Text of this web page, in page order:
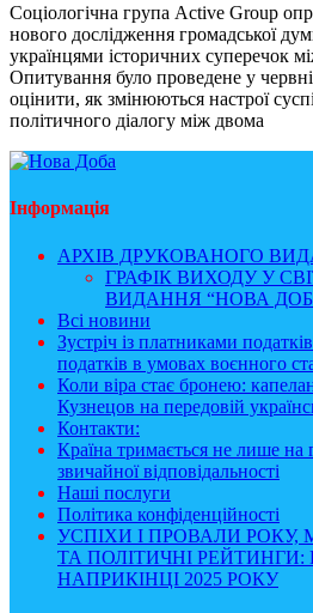
Соціологічна група Active Group
нового дослідження громадської
українцями історичних суперечок
Опитування було проведене у
оцінити, як змінюються настрої
політичного діалогу між двома
Інформація
АРХІВ ДРУКОВАНОГО
ГРАФІК ВИХОДУ У
ВИДАННЯ “НОВА
Всі новини
Зустріч із платниками
податків в умовах воєнного
Коли віра стає бронею:
Кузнецов на передовій
Контакти:
Країна тримається не лише на
звичайної відповідальності
Наші послуги
Політика конфіденційності
УСПІХИ І ПРОВАЛИ РОКУ,
ТА ПОЛІТИЧНІ РЕЙТИНГИ:
НАПРИКІНЦІ 2025 РОКУ